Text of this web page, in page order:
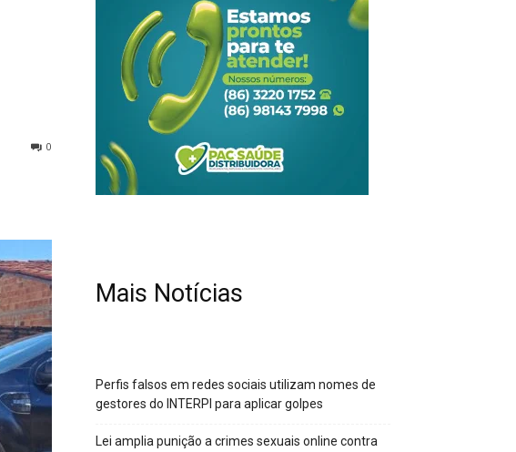
0
Mais Notícias
Perfis falsos em redes sociais utilizam nomes de
gestores do INTERPI para aplicar golpes
Lei amplia punição a crimes sexuais online contra